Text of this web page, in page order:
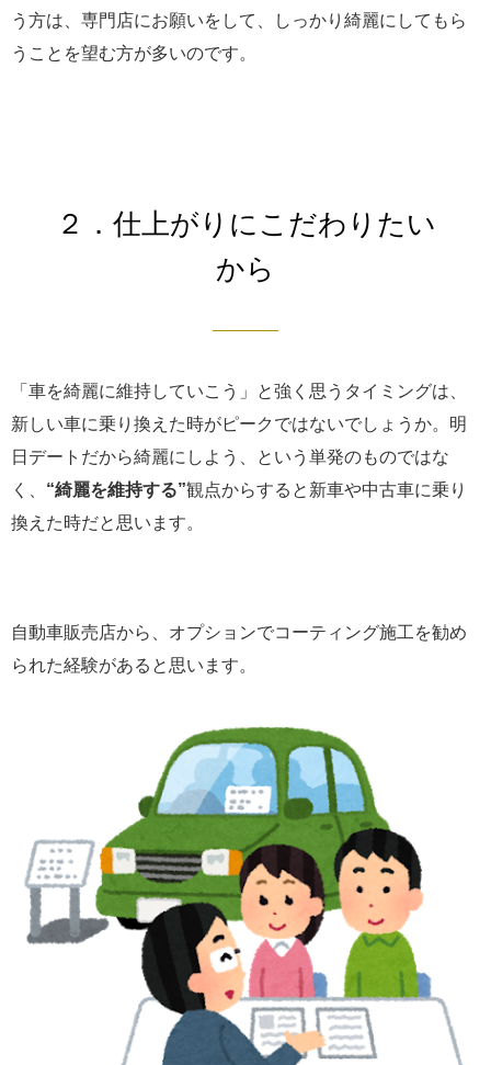
う方は、専門店にお願いをして、しっかり綺麗にしてもら
うことを望む方が多いのです。
２．仕上がりにこだわりたい
から
「車を綺麗に維持していこう」と強く思うタイミングは、
新しい車に乗り換えた時がピークではないでしょうか。明
日デートだから綺麗にしよう、という単発のものではな
く、 “綺麗を維持する”観点からすると新車や中古車に乗り
換えた時だと思います。
自動車販売店から、オプションでコーティング施工を勧め
られた経験があると思います。